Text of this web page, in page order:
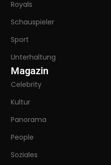
Royals
Schauspieler
Sport
Unterhaltung
Magazin
Celebrity
Kultur
Panorama
People
Soziales